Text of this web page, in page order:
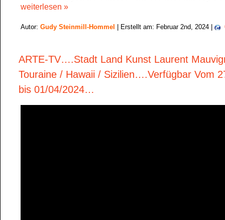
weiterlesen »
Autor: Gudy Steinmill-Hommel | Erstellt am: Februar 2nd, 2024 |
ARTE-TV….Stadt Land Kunst Laurent
Touraine / Hawaii / Sizilien….Verfügbar Vom
bis 01/04/2024…